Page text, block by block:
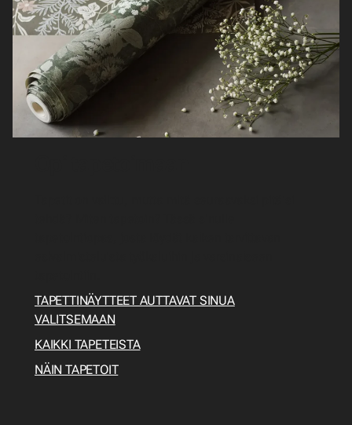
TAPETTINÄYTTEET AUTTAVAT SINUA
VALITSEMAAN
KAIKKI TAPETEISTA
NÄIN TAPETOIT